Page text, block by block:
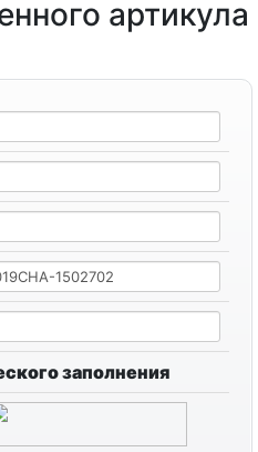
артикула
заполнения